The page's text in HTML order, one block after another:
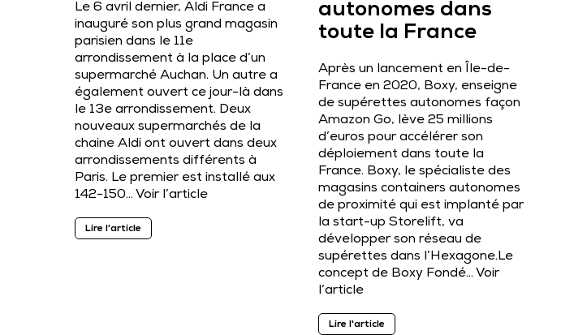
Le 6 avril dernier, Aldi France a
inauguré son plus grand magasin
parisien dans le 11e
arrondissement à la place d’un
supermarché Auchan. Un autre a
également ouvert ce jour-là dans
le 13e arrondissement. Deux
nouveaux supermarchés de la
chaine Aldi ont ouvert dans deux
arrondissements différents à
Paris. Le premier est installé aux
142-150… Voir l’article
Lire l'article
autonomes dans
toute la France
Après un lancement en Île-de-
France en 2020, Boxy, enseigne
de supérettes autonomes façon
Amazon Go, lève 25 millions
d’euros pour accélérer son
déploiement dans toute la
France. Boxy, le spécialiste des
magasins containers autonomes
de proximité qui est implanté par
la start-up Storelift, va
développer son réseau de
supérettes dans l’Hexagone.Le
concept de Boxy Fondé… Voir
l’article
Lire l'article